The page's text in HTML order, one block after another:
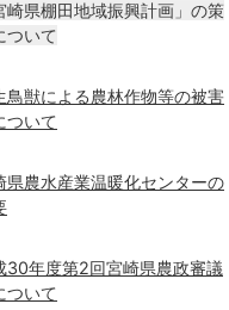
崎県棚田地域振興計画」の策
ついて
鳥獣による農林作物等の被害
ついて
県農水産業温暖化センターの
30年度第2回宮崎県農政審議
ついて